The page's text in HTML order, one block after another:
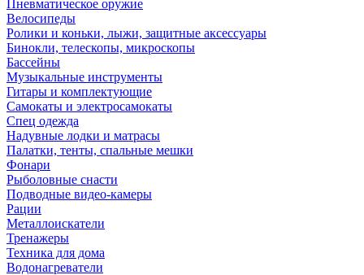
Пневматическое оружие
Велосипеды
Ролики и коньки, лыжи, защитные аксессуары
Бинокли, телескопы, микроскопы
Бассейны
Музыкальные инструменты
Гитары и комплектующие
Самокаты и электросамокаты
Спец одежда
Надувные лодки и матрасы
Палатки, тенты, спальные мешки
Фонари
Рыболовные снасти
Подводные видео-камеры
Рации
Металлоискатели
Тренажеры
Техника для дома
Водонагреватели